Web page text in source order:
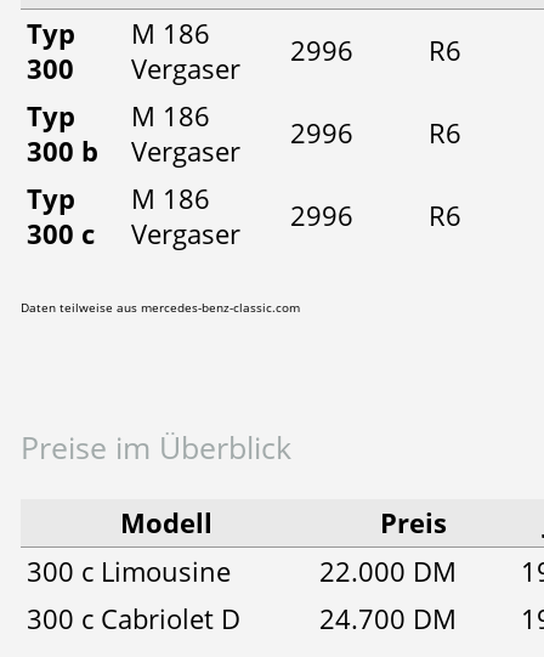
Typ
300
M 186
Vergaser
2996
R6
Typ
300 b
M 186
Vergaser
2996
R6
Typ
300 c
M 186
Vergaser
2996 R6
Daten teilweise aus mercedes-benz-classic.com
Preise im Überblick
Modell
Preis
300 c Limousine
22.000 DM
300 c Cabriolet D
24.700 DM